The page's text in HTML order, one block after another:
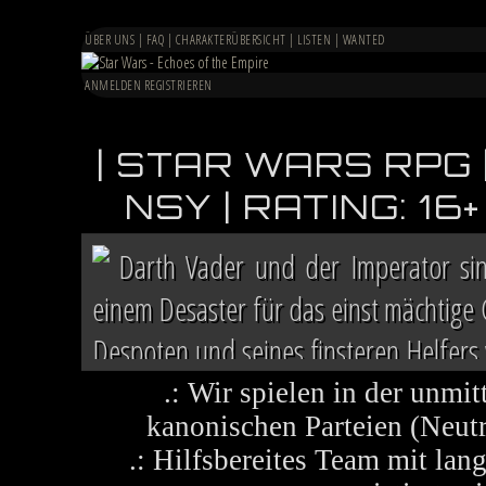
ÜBER UNS | FAQ | CHARAKTERÜBERSICHT | LISTEN | WANTED
ANMELDEN REGISTRIEREN
| STAR WARS
NSY | RATING:
Darth Vader und der Imperator
einem Desaster für das einst
Despoten und seines finsteren
Chaos herrscht auf vielen Welten,
.: Wir spielen in der
kanonischen Parteien
.: Hilfsbereites Team mit